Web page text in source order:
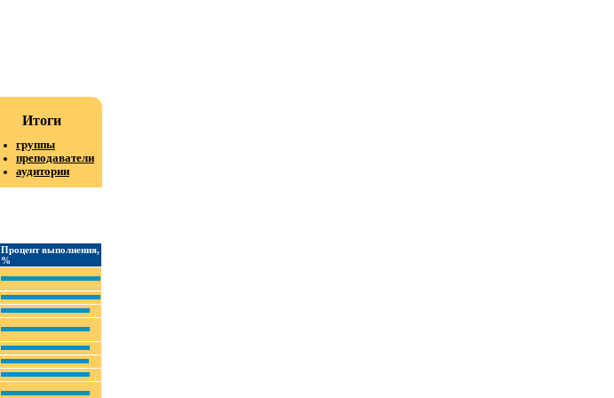
Итоги
группы
преподаватели
аудитории
Процент выполнения,
%